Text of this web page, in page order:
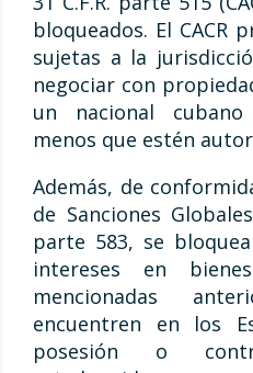
bloqueados. El CACR
sujetas a la
negociar con
un nacional
menos que estén
Además, de
de Sanciones
parte 583, se
intereses en
mencionadas
encuentren en los
posesión o